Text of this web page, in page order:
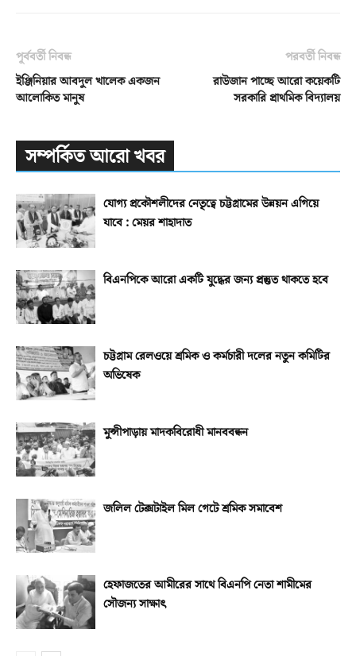
পূর্ববর্তী নিবন্ধ
ইঞ্জিনিয়ার আবদুল খালেক একজন
আলোকিত মানুষ
পরবর্তী নিবন্ধ
রাউজান পাচ্ছে আরো কয়েকটি
সরকারি প্রাথমিক বিদ্যালয়
সম্পর্কিত আরো খবর
যোগ্য প্রকৌশলীদের নেতৃত্বে চট্টগ্রামের উন্নয়ন এগিয়ে
যাবে : মেয়র শাহাদাত
বিএনপিকে আরো একটি যুদ্ধের জন্য প্রস্তুত থাকতে হবে
চট্টগ্রাম রেলওয়ে শ্রমিক ও কর্মচারী দলের নতুন কমিটির
অভিষেক
মুন্সীপাড়ায় মাদকবিরোধী মানববন্ধন
জলিল টেক্সটাইল মিল গেটে শ্রমিক সমাবেশ
হেফাজতের আমীরের সাথে বিএনপি নেতা শামীমের
সৌজন্য সাক্ষাৎ